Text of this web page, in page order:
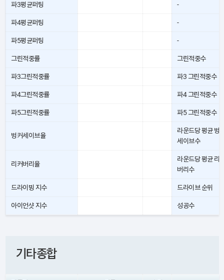
파3평균퍼팅 -
파4평균퍼팅 -
파5평균퍼팅 -
그린적중률 그린적중수
파3그린적중률 파3 그린적중수
파4그린적중률 파4 그린적중수
파5그린적중률 파5 그린적중수
벙커세이브율
라운드당 평균 벙
세이브수
리커버리율
라운드당 평균 리
버리수
드라이빙 지수 드라이브 순위
아이언샷 지수 성공수
기타종합